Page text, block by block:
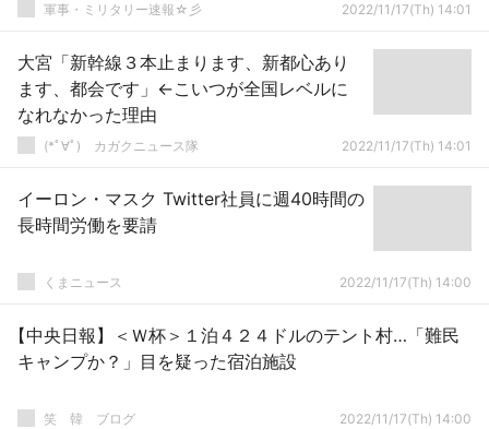
軍事・ミリタリー速報☆彡 2022/11/17(Th) 14:01
大宮「新幹線３本止まります、新都心あり
ます、都会です」←こいつが全国レベルに
なれなかった理由
(*ﾟ∀ﾟ)ゞカガクニュース隊 2022/11/17(Th) 14:01
イーロン・マスク Twitter社員に週40時間の
長時間労働を要請
くまニュース 2022/11/17(Th) 14:00
【中央日報】＜Ｗ杯＞１泊４２４ドルのテント村…「難民
キャンプか？」目を疑った宿泊施設
笑 韓 ブログ 2022/11/17(Th) 14:00